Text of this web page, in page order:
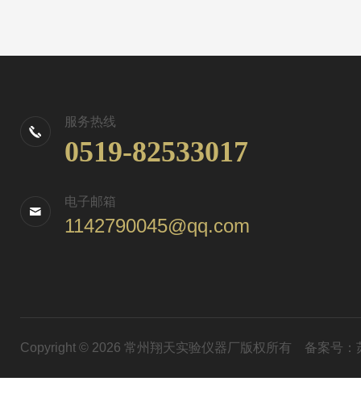
服务热线
0519-82533017
电子邮箱
1142790045@qq.com
Copyright © 2026 常州翔天实验仪器厂版权所有 备案号：